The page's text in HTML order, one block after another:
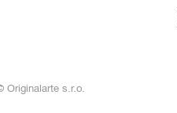
Originalarte s.r.o.